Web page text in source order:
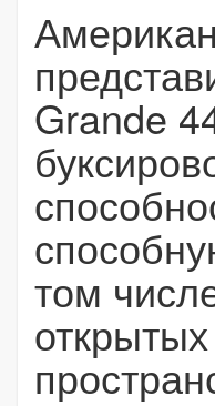
Grande
том
открытых